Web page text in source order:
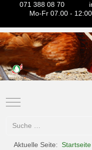
071 388 08 70
Mo-Fr 07.00 -
Mobile Menu Toggle
Aktuelle Seite: Startseite